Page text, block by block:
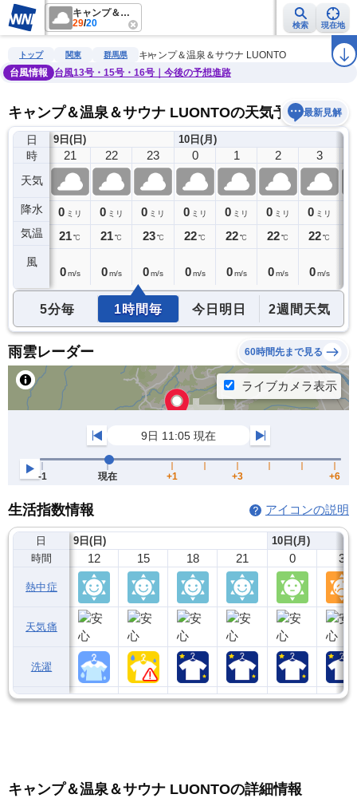
キャンプ＆温泉＆サウナ LUONTO
29/20 検索 現在地
雨雲レーダー 台風情報 地震情報 警報・注意報 2週間天気 ラ
トップ 関東 群馬県
キャンプ＆温泉＆サウナ LUONTO
台風情報
台風13号・15号・16号｜今後の予想進路
キャンプ＆温泉＆サウナ LUONTOの天気予報最新見解
日
時
天気
降水
気温
風
9日(日)
20
0ミリ
21℃
21
0 ミリ
21℃
0 m/s
22
0 ミリ
21℃
0 m/s
23
0 ミリ
23 ℃
0m/s
10日(月)
0
0 ミリ
22℃
0 m/s
1
0 ミリ
22℃
0 m/s
2
0 ミリ
22℃
0 m/s
3
0 ミリ
22℃
0 m/s
5分毎 1時間毎 今日明日 2週間天気
雨雲レーダー 60時間先まで見る
生活指数情報 アイコンの説明
日
時間
熱中症
天気痛
洗濯
9日(日)
12 15 18 21
10日(月)
0 3
キャンプ＆温泉＆サウナ LUONTOの詳細情報